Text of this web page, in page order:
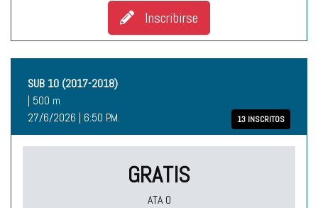
Inscribirse
SUB 10 (2017-2018)
| 500 m
13 INSCRITOS
27/6/2026 | 6:50 P.M.
GRATIS
ATA O